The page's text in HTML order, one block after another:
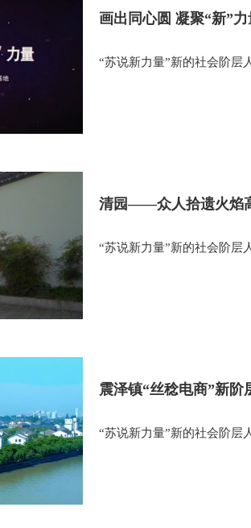
画出同心圆 凝聚“新”力
“苏说新力量”新的社会阶层
清园——众人拾遗火焰
“苏说新力量”新的社会阶层
震泽镇“丝稔电商”新阶
“苏说新力量”新的社会阶层